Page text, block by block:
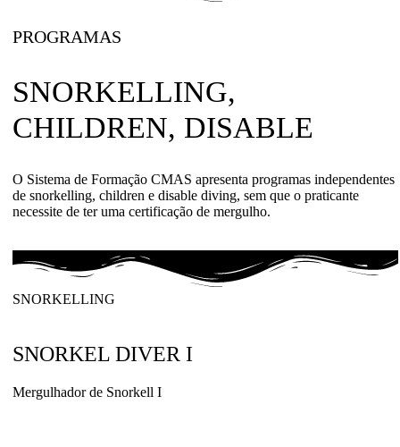
PROGRAMAS
SNORKELLING,
CHILDREN, DISABLE
O Sistema de Formação CMAS apresenta programas independentes
de snorkelling, children e disable diving, sem que o praticante
necessite de ter uma certificação de mergulho.
SNORKELLING
SNORKEL DIVER I
Mergulhador de Snorkell I